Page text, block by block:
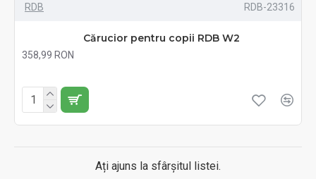
RDB RDB-23316
Cărucior pentru copii RDB W2
358,99 RON
Ați ajuns la sfârșitul listei.